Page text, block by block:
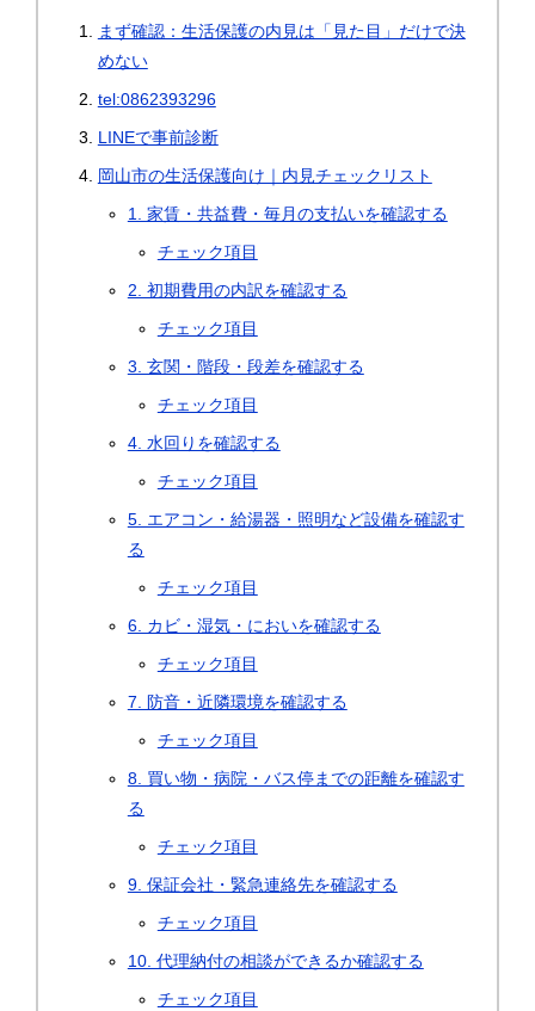
まず確認：生活保護の内見は「見た目」だけで決
めない
tel:0862393296
LINEで事前診断
岡山市の生活保護向け｜内見チェックリスト
1. 家賃・共益費・毎月の支払いを確認する
チェック項目
2. 初期費用の内訳を確認する
チェック項目
3. 玄関・階段・段差を確認する
チェック項目
4. 水回りを確認する
チェック項目
5. エアコン・給湯器・照明など設備を確認す
る
チェック項目
6. カビ・湿気・においを確認する
チェック項目
7. 防音・近隣環境を確認する
チェック項目
8. 買い物・病院・バス停までの距離を確認す
る
チェック項目
9. 保証会社・緊急連絡先を確認する
チェック項目
10. 代理納付の相談ができるか確認する
チェック項目